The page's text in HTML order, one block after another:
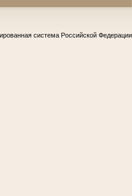
система Российской